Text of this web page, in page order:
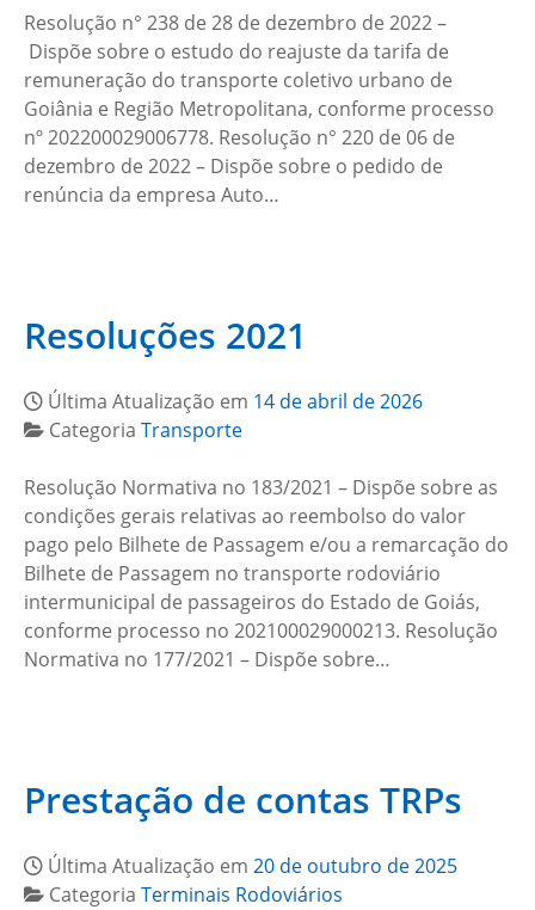
Resolução n° 238 de 28 de dezembro de 2022 –
Dispõe sobre o estudo do reajuste da tarifa de
remuneração do transporte coletivo urbano de
Goiânia e Região Metropolitana, conforme processo
nº 202200029006778. Resolução n° 220 de 06 de
dezembro de 2022 – Dispõe sobre o pedido de
renúncia da empresa Auto…
Resoluções 2021
Última Atualização em 14 de abril de 2026
Categoria Transporte
Resolução Normativa no 183/2021 – Dispõe sobre as
condições gerais relativas ao reembolso do valor
pago pelo Bilhete de Passagem e/ou a remarcação do
Bilhete de Passagem no transporte rodoviário
intermunicipal de passageiros do Estado de Goiás,
conforme processo no 202100029000213. Resolução
Normativa no 177/2021 – Dispõe sobre…
Prestação de contas TRPs
Última Atualização em 20 de outubro de 2025
Categoria Terminais Rodoviários